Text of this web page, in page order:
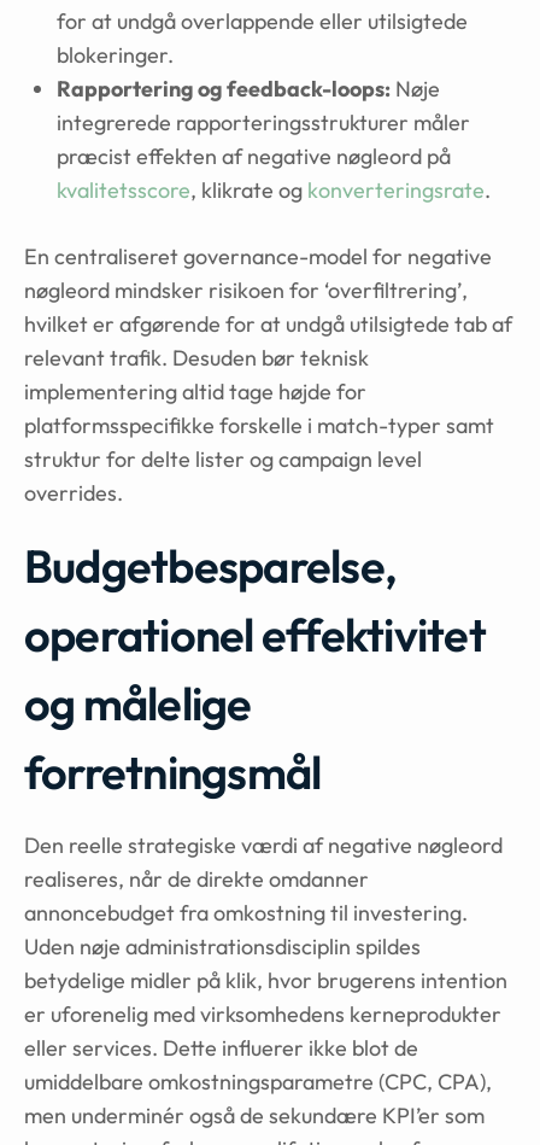
for at undgå overlappende eller utilsigtede
blokeringer.
Rapportering og feedback-loops: Nøje
integrerede rapporteringsstrukturer måler
præcist effekten af negative nøgleord på
kvalitetsscore, klikrate og konverteringsrate.
En centraliseret governance-model for negative
nøgleord mindsker risikoen for ‘overfiltrering’,
hvilket er afgørende for at undgå utilsigtede tab af
relevant trafik. Desuden bør teknisk
implementering altid tage højde for
platformsspecifikke forskelle i match-typer samt
struktur for delte lister og campaign level
overrides.
Budgetbesparelse,
operationel effektivitet
og målelige
forretningsmål
Den reelle strategiske værdi af negative nøgleord
realiseres, når de direkte omdanner
annoncebudget fra omkostning til investering.
Uden nøje administrationsdisciplin spildes
betydelige midler på klik, hvor brugerens intention
er uforenelig med virksomhedens kerneprodukter
eller services. Dette influerer ikke blot de
umiddelbare omkostningsparametre (CPC, CPA),
men underminér også de sekundære KPI’er som